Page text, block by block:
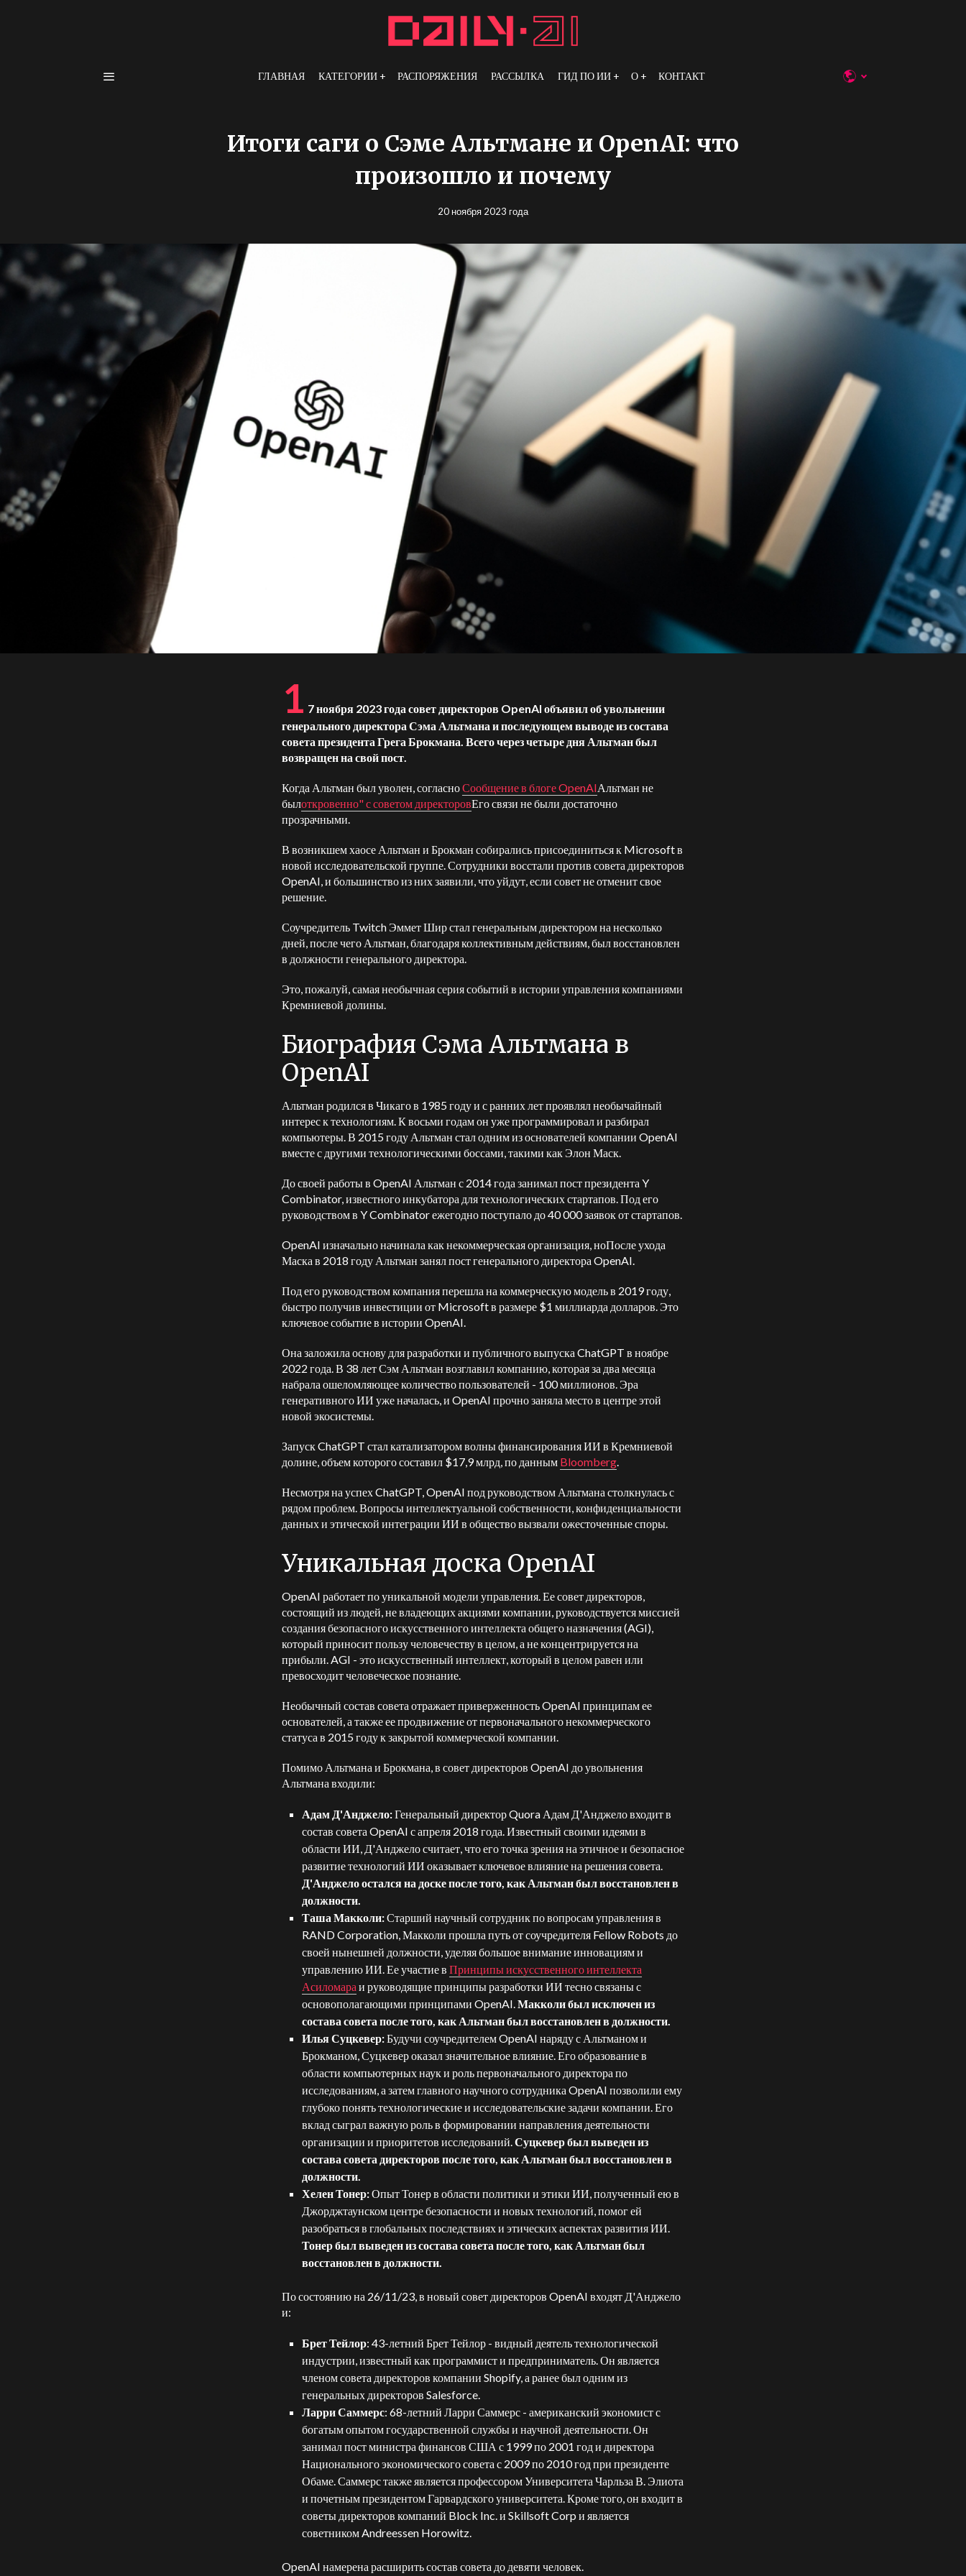
ГЛАВНАЯ КАТЕГОРИИ РАСПОРЯЖЕНИЯ РАССЫЛКА ГИД ПО ИИ О КОНТАКТ
Итоги саги о Сэме Альтмане и OpenAI: что
произошло и почему
20 ноября 2023 года
1 7 ноября 2023 года совет директоров OpenAI объявил об увольнении
генерального директора Сэма Альтмана и последующем выводе из состава
совета президента Грега Брокмана. Всего через четыре дня Альтман был
возвращен на свой пост.
Когда Альтман был уволен, согласноСообщение в блоге OpenAIАльтман не
былоткровенно" с советом директоровЕго связи не были достаточно
прозрачными.
В возникшем хаосе Альтман и Брокман собирались присоединиться к Microsoft в
новой исследовательской группе. Сотрудники восстали против совета директоров
OpenAI, и большинство из них заявили, что уйдут, если совет не отменит свое
решение.
Соучредитель Twitch Эммет Шир стал генеральным директором на несколько
дней, после чего Альтман, благодаря коллективным действиям, был восстановлен
в должности генерального директора.
Это, пожалуй, самая необычная серия событий в истории управления компаниями
Кремниевой долины.
Биография Сэма Альтмана в
OpenAI
Альтман родился в Чикаго в 1985 году и с ранних лет проявлял необычайный
интерес к технологиям. К восьми годам он уже программировал и разбирал
компьютеры. В 2015 году Альтман стал одним из основателей компании OpenAI
вместе с другими технологическими боссами, такими как Элон Маск.
До своей работы в OpenAI Альтман с 2014 года занимал пост президента Y
Combinator, известного инкубатора для технологических стартапов. Под его
руководством в Y Combinator ежегодно поступало до 40 000 заявок от стартапов.
OpenAI изначально начинала как некоммерческая организация, ноПосле ухода
Маска в 2018 году Альтман занял пост генерального директора OpenAI.
Под его руководством компания перешла на коммерческую модель в 2019 году,
быстро получив инвестиции от Microsoft в размере $1 миллиарда долларов. Это
ключевое событие в истории OpenAI.
Она заложила основу для разработки и публичного выпуска ChatGPT в ноябре
2022 года.В 38 лет Сэм Альтман возглавил компанию, которая за два месяца
набрала ошеломляющее количество пользователей - 100 миллионов. Эра
генеративного ИИ уже началась, и OpenAI прочно заняла место в центре этой
новой экосистемы.
Запуск ChatGPT стал катализатором волны финансирования ИИ в Кремниевой
долине, объем которого составил $17,9 млрд, по данным Bloomberg.
Несмотря на успех ChatGPT, OpenAI под руководством Альтмана столкнулась с
рядом проблем. Вопросы интеллектуальной собственности, конфиденциальности
данных и этической интеграции ИИ в общество вызвали ожесточенные споры.
Уникальная доска OpenAI
OpenAI работает по уникальной модели управления. Ее совет директоров,
состоящий из людей, не владеющих акциями компании, руководствуется миссией
создания безопасного искусственного интеллекта общего назначения (AGI),
который приносит пользу человечеству в целом, а не концентрируется на
прибыли. AGI - это искусственный интеллект, который в целом равен или
превосходит человеческое познание.
Необычный состав совета отражает приверженность OpenAI принципам ее
основателей, а также ее продвижение от первоначального некоммерческого
статуса в 2015 году к закрытой коммерческой компании.
Помимо Альтмана и Брокмана, в совет директоров OpenAI до увольнения
Альтмана входили:
Адам Д'Анджело:Генеральный директор Quora Адам Д'Анджело входит в
состав совета OpenAI с апреля 2018 года. Известный своими идеями в
области ИИ, Д'Анджело считает, что его точка зрения на этичное и безопасное
развитие технологий ИИ оказывает ключевое влияние на решения совета.
Д'Анджело остался на доске после того, как Альтман был восстановлен в
должности.
Таша Макколи:Старший научный сотрудник по вопросам управления в
RAND Corporation, Макколи прошла путь от соучредителя Fellow Robots до
своей нынешней должности, уделяя большое внимание инновациям и
управлению ИИ. Ее участие в Принципы искусственного интеллекта
Асиломара и руководящие принципы разработки ИИ тесно связаны с
основополагающими принципами OpenAI.Макколи был исключен из
состава совета после того, как Альтман был восстановлен в должности.
Илья Суцкевер:Будучи соучредителем OpenAI наряду с Альтманом и
Брокманом, Суцкевер оказал значительное влияние. Его образование в
области компьютерных наук и роль первоначального директора по
исследованиям, а затем главного научного сотрудника OpenAI позволили ему
глубоко понять технологические и исследовательские задачи компании. Его
вклад сыграл важную роль в формировании направления деятельности
организации и приоритетов исследований.Суцкевер был выведен из
состава совета директоров после того, как Альтман был восстановлен в
должности.
Хелен Тонер:Опыт Тонер в области политики и этики ИИ, полученный ею в
Джорджтаунском центре безопасности и новых технологий, помог ей
разобраться в глобальных последствиях и этических аспектах развития ИИ.
Тонер был выведен из состава совета после того, как Альтман был
восстановлен в должности.
По состоянию на 26/11/23, в новый совет директоров OpenAI входят Д'Анджело
и:
Брет Тейлор: 43-летний Брет Тейлор - видный деятель технологической
индустрии, известный как программист и предприниматель. Он является
членом совета директоров компании Shopify, а ранее был одним из
генеральных директоров Salesforce.
Ларри Саммерс: 68-летний Ларри Саммерс - американский экономист с
богатым опытом государственной службы и научной деятельности. Он
занимал пост министра финансов США с 1999 по 2001 год и директора
Национального экономического совета с 2009 по 2010 год при президенте
Обаме. Саммерс также является профессором Университета Чарльза В. Элиота
и почетным президентом Гарвардского университета. Кроме того, он входит в
советы директоров компаний Block Inc. и Skillsoft Corp и является
советником Andreessen Horowitz.
OpenAI намерена расширить состав совета до девяти человек.